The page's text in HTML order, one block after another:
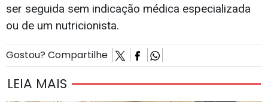
ser seguida sem indicação médica especializada
ou de um nutricionista.
Gostou? Compartilhe
LEIA MAIS